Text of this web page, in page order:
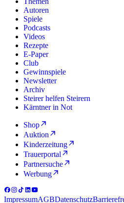
Autoren
Spiele
Podcasts
Videos
Rezepte
E-Paper
Club
Gewinnspiele
Newsletter
Archiv
Steirer helfen Steirern
Kärntner in Not
Shop
Auktion
Kinderzeitung
Trauerportal
Partnersuche
Werbung
ImpressumAGBDatenschutz